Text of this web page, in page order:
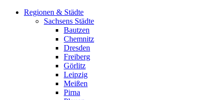
Regionen & Städte
Sachsens Städte
Bautzen
Chemnitz
Dresden
Freiberg
Görlitz
Leipzig
Meißen
Pirna